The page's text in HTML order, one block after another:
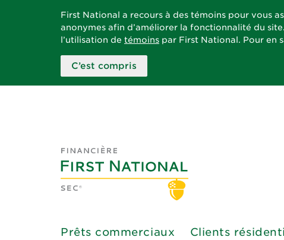
First National a recours à des témoins pour vous
anonymes afin d’améliorer la fonctionnalité du
l’utilisation de témoins par First National. Pour en
C’est compris
Prêts commerciaux Clients